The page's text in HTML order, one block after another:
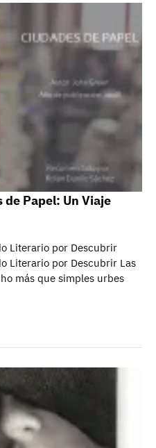
de Papel: Un Viaje
Literario por Descubrir
Literario por Descubrir Las
más que simples urbes